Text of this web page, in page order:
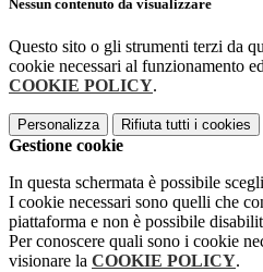
Nessun contenuto da visualizzare
Questo sito o gli strumenti terzi da
cookie necessari al funzionamento
COOKIE POLICY.
Personalizza Rifiuta tutti i cookies
Gestione cookie
In questa schermata è possibile
I cookie necessari sono quelli che
piattaforma e non è possibile
Per conoscere quali sono i cookie
visionare la COOKIE POLICY.